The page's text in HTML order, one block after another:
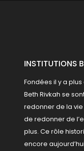
INSTITUTIONS
Fondées il y a plus
Beth Rivkah se
redonner de la
de redonner de
plus. Ce rôle
encore